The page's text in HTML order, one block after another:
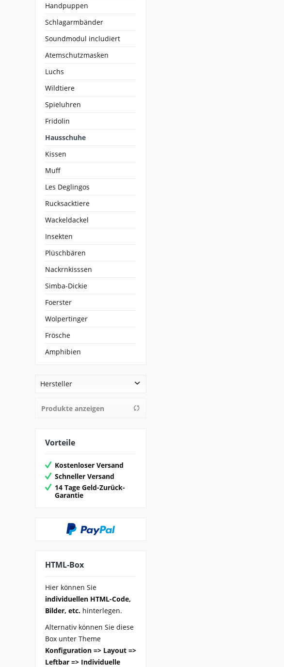
Handpuppen
Schlagarmbänder
Soundmodul includiert
Atemschutzmasken
Luchs
Wildtiere
Spieluhren
Fridolin
Hausschuhe
Kissen
Muff
Les Deglingos
Rucksacktiere
Wackeldackel
Insekten
Plüschbären
Nackrnkisssen
Simba-Dickie
Foerster
Wolpertinger
Frösche
Amphibien
Hersteller
Inware
Produkte anzeigen
Vorteile
Kostenloser Versand
Schneller Versand
14 Tage Geld-Zurück-
Garantie
HTML-Box
Hier können Sie
individuellen HTML-Code,
Bilder, etc. hinterlegen.
Alternativ können Sie diese
Box unter Theme
Konfiguration => Layout =>
Leftbar => Individuelle